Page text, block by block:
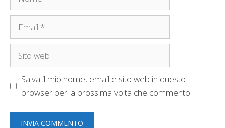
Email
Sito
Salva il mio nome, email e sito web in questo
browser per la prossima volta che commento.